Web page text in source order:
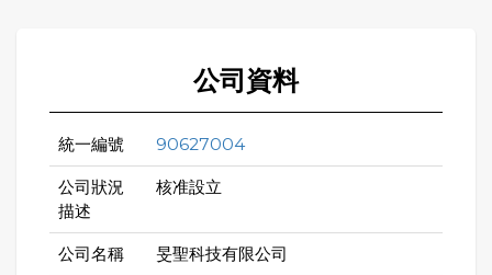
公司資料
統一編號 90627004
公司狀況
描述
核准設立
公司名稱 旻聖科技有限公司